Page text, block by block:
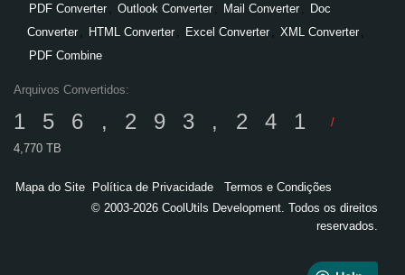
PDF Converter Outlook Converter Mail Converter
Doc
Converter
HTML Converter Excel Converter XML Converter
PDF Combine
Arquivos Convertidos:
156,293,241
/
4,770 TB
Mapa do Site Política de Privacidade
Termos e Condições
© 2003-2026 CoolUtils Development. Todos os direitos
reservados.